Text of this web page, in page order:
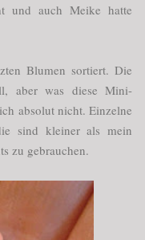
und auch Meike hatte
Blumen sortiert. Die
aber was diese Mini-
absolut nicht. Einzelne
sind kleiner als mein
zu gebrauchen.